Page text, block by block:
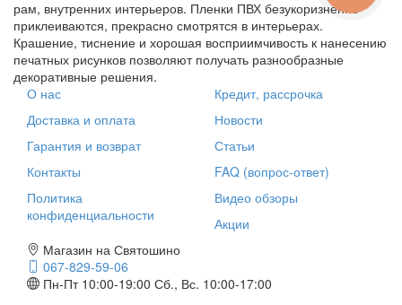
рам, внутренних интерьеров. Пленки ПВХ безукоризненно
приклеиваются, прекрасно смотрятся в интерьерах.
Крашение, тиснение и хорошая восприимчивость к нанесению
печатных рисунков позволяют получать разнообразные
декоративные решения.
О нас
Доставка и оплата
Гарантия и возврат
Контакты
Политика
конфиденциальности
Кредит, рассрочка
Новости
Статьи
FAQ (вопрос-ответ)
Видео обзоры
Акции
Магазин на Святошино
067-829-59-06
Пн-Пт 10:00-19:00 Сб., Вс. 10:00-17:00